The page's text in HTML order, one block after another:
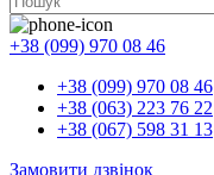
+38 (099) 970 08 46
+38 (099) 970 08 46
+38 (063) 223 76 22
+38 (067) 598 31 13
Замовити дзвінок